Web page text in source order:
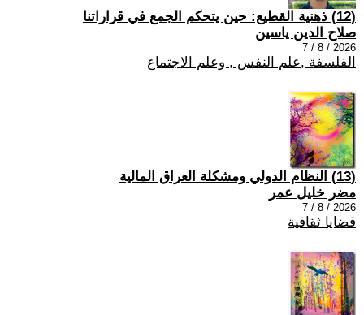
(12) ذهنية القطيع: حين يتحكم الجمع في قراراتنا
صلاح الدين ياسين
2026 / 8 / 7
الفلسفة ,علم النفس , وعلم الاجتماع
(13) النظام الدولي ومشكلة العراق المالية
مضر خليل عمر
2026 / 8 / 7
قضايا ثقافية